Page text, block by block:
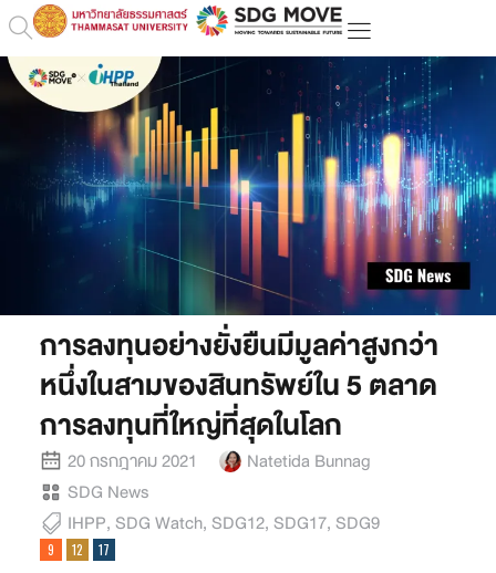
การลงทุนอย่างยั่งยืนมีมูลค่าสูงกว่า
หนึ่งในสามของสินทรัพย์ใน 5 ตลาด
การลงทุนที่ใหญ่ที่สุดในโลก
20 กรกฎาคม 2021
Natetida Bunnag
SDG News
IHPP, SDG Watch, SDG12, SDG17, SDG9